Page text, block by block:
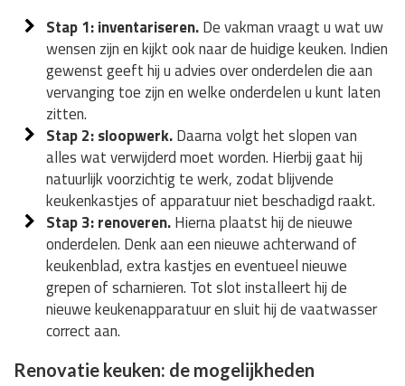
Stap 1: inventariseren.De vakman vraagt u wat uw
wensen zijn en kijkt ook naar de huidige keuken. Indien
gewenst geeft hij u advies over onderdelen die aan
vervanging toe zijn en welke onderdelen u kunt laten
zitten.
Stap 2: sloopwerk.Daarna volgt het slopen van
alles wat verwijderd moet worden. Hierbij gaat hij
natuurlijk voorzichtig te werk, zodat blijvende
keukenkastjes of apparatuur niet beschadigd raakt.
Stap 3: renoveren.Hierna plaatst hij de nieuwe
onderdelen. Denk aan een nieuwe achterwand of
keukenblad, extra kastjes en eventueel nieuwe
grepen of scharnieren. Tot slot installeert hij de
nieuwe keukenapparatuur en sluit hij de vaatwasser
correct aan.
Renovatie keuken: de mogelijkheden